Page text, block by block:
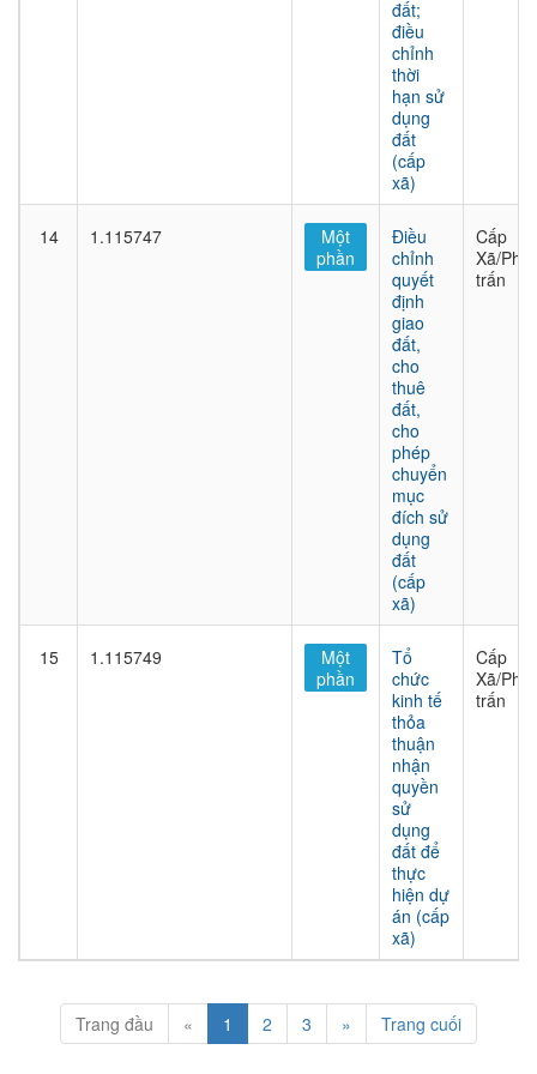
đất;
điều
chỉnh
thời
hạn sử
dụng
đất
(cấp
xã)
14 1.115747
Một
phần
Điều
chỉnh
quyết
định
giao
đất,
cho
thuê
đất,
cho
phép
chuyển
mục
đích sử
dụng
đất
(cấp
xã)
Cấp
Xã/
trấn
15 1.115749
Một
phần
Tổ
chức
kinh tế
thỏa
thuận
nhận
quyền
sử
dụng
đất để
thực
hiện dự
án (cấp
xã)
Cấp
Xã/
trấn
Trang đầu « 1 2 3 » Trang cuối